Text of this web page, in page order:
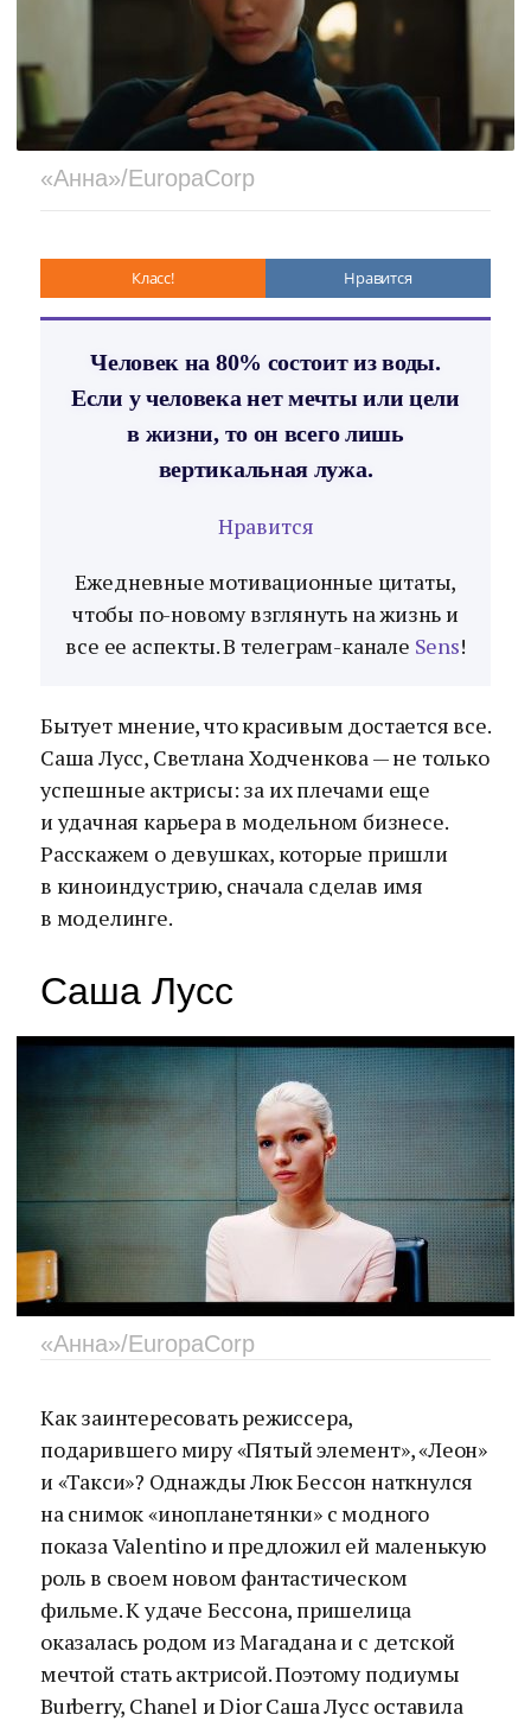
«Анна»/EuropaCorp
Класс! Нравится
Человек на 80% состоит из воды.
Если у человека нет мечты или цели
в жизни, то он всего лишь
вертикальная лужа.
Нравится
Ежедневные мотивационные цитаты,
чтобы по-новому взглянуть на жизнь и
все ее аспекты. В телеграм-канале Sens!
Бытует мнение, что красивым достается все.
Саша Лусс, Светлана Ходченкова — не только
успешные актрисы: за их плечами еще
и удачная карьера в модельном бизнесе.
Расскажем о девушках, которые пришли
в киноиндустрию, сначала сделав имя
в моделинге.
Саша Лусс
«Анна»/EuropaCorp
Как заинтересовать режиссера,
подарившего миру «Пятый элемент», «Леон»
и «Такси»? Однажды Люк Бессон наткнулся
на снимок «инопланетянки» с модного
показа Valentino и предложил ей маленькую
роль в своем новом фантастическом
фильме. К удаче Бессона, пришелица
оказалась родом из Магадана и с детской
мечтой стать актрисой. Поэтому подиумы
Burberry, Chanel и Dior Саша Лусс оставила